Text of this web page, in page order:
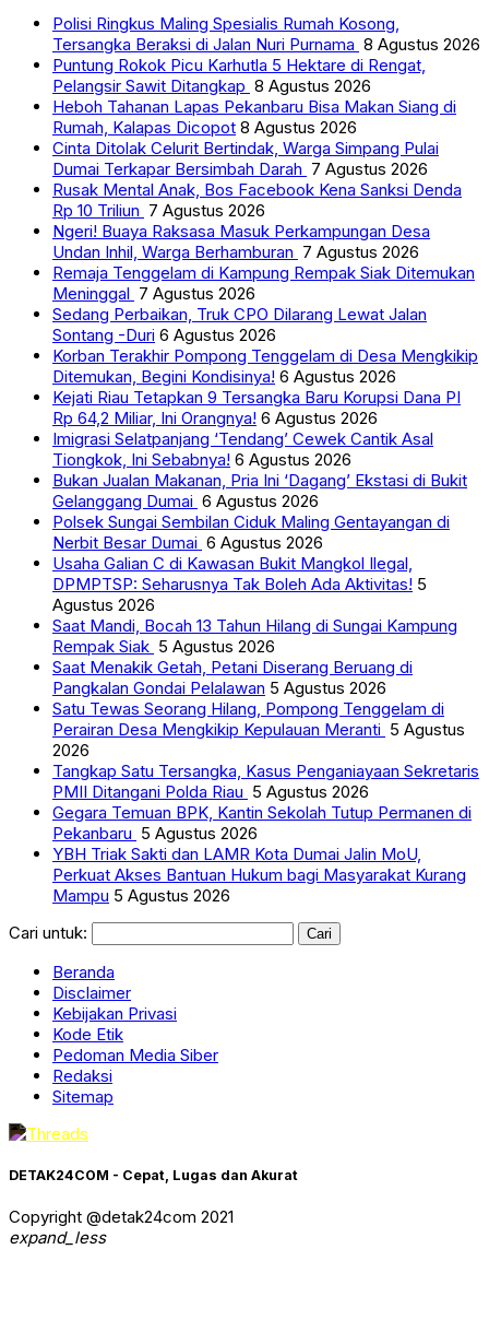
Polisi Ringkus Maling Spesialis Rumah Kosong,
Tersangka Beraksi di Jalan Nuri Purnama 8 Agustus 2026
Puntung Rokok Picu Karhutla 5 Hektare di Rengat,
Pelangsir Sawit Ditangkap 8 Agustus 2026
Heboh Tahanan Lapas Pekanbaru Bisa Makan Siang di
Rumah, Kalapas Dicopot 8 Agustus 2026
Cinta Ditolak Celurit Bertindak, Warga Simpang Pulai
Dumai Terkapar Bersimbah Darah 7 Agustus 2026
Rusak Mental Anak, Bos Facebook Kena Sanksi Denda
Rp 10 Triliun 7 Agustus 2026
Ngeri! Buaya Raksasa Masuk Perkampungan Desa
Undan Inhil, Warga Berhamburan 7 Agustus 2026
Remaja Tenggelam di Kampung Rempak Siak Ditemukan
Meninggal 7 Agustus 2026
Sedang Perbaikan, Truk CPO Dilarang Lewat Jalan
Sontang -Duri 6 Agustus 2026
Korban Terakhir Pompong Tenggelam di Desa Mengkikip
Ditemukan, Begini Kondisinya! 6 Agustus 2026
Kejati Riau Tetapkan 9 Tersangka Baru Korupsi Dana PI
Rp 64,2 Miliar, Ini Orangnya! 6 Agustus 2026
Imigrasi Selatpanjang ‘Tendang’ Cewek Cantik Asal
Tiongkok, Ini Sebabnya! 6 Agustus 2026
Bukan Jualan Makanan, Pria Ini ‘Dagang’ Ekstasi di Bukit
Gelanggang Dumai 6 Agustus 2026
Polsek Sungai Sembilan Ciduk Maling Gentayangan di
Nerbit Besar Dumai 6 Agustus 2026
Usaha Galian C di Kawasan Bukit Mangkol Ilegal,
DPMPTSP: Seharusnya Tak Boleh Ada Aktivitas! 5
Agustus 2026
Saat Mandi, Bocah 13 Tahun Hilang di Sungai Kampung
Rempak Siak 5 Agustus 2026
Saat Menakik Getah, Petani Diserang Beruang di
Pangkalan Gondai Pelalawan 5 Agustus 2026
Satu Tewas Seorang Hilang, Pompong Tenggelam di
Perairan Desa Mengkikip Kepulauan Meranti 5 Agustus
2026
Tangkap Satu Tersangka, Kasus Penganiayaan Sekretaris
PMII Ditangani Polda Riau 5 Agustus 2026
Gegara Temuan BPK, Kantin Sekolah Tutup Permanen di
Pekanbaru 5 Agustus 2026
YBH Triak Sakti dan LAMR Kota Dumai Jalin MoU,
Perkuat Akses Bantuan Hukum bagi Masyarakat Kurang
Mampu 5 Agustus 2026
Cari untuk:
Beranda
Disclaimer
Kebijakan Privasi
Kode Etik
Pedoman Media Siber
Redaksi
Sitemap
DETAK24COM - Cepat, Lugas dan Akurat
Copyright @detak24com 2021
expand_less